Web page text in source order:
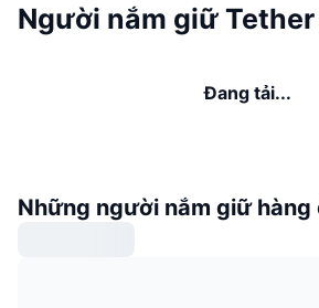
Người nắm giữ Tether
Đang tải...
Những người nắm giữ hàng